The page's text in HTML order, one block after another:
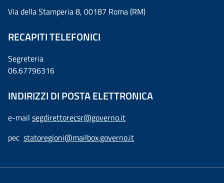
Via della Stamperia 8, 00187 Roma (RM)
RECAPITI TELEFONICI
Segreteria
06.67796316
INDIRIZZI DI POSTA ELETTRONICA
e-mail segdirettorecsr@governo.it
pec statoregioni@mailbox.governo.it